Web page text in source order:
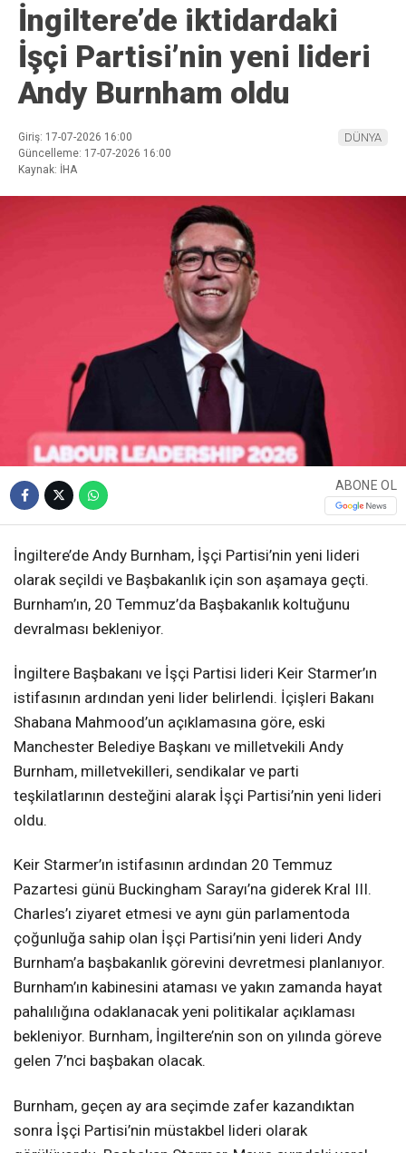
İngiltere’de iktidardaki
İşçi Partisi’nin yeni lideri
Andy Burnham oldu
Giriş: 17-07-2026 16:00
Güncelleme: 17-07-2026 16:00
Kaynak: İHA
DÜNYA
ABONE OL
İngiltere’de Andy Burnham, İşçi Partisi’nin yeni lideri
olarak seçildi ve Başbakanlık için son aşamaya geçti.
Burnham’ın, 20 Temmuz’da Başbakanlık koltuğunu
devralması bekleniyor.
İngiltere Başbakanı ve İşçi Partisi lideri Keir Starmer’ın
istifasının ardından yeni lider belirlendi. İçişleri Bakanı
Shabana Mahmood’un açıklamasına göre, eski
Manchester Belediye Başkanı ve milletvekili Andy
Burnham, milletvekilleri, sendikalar ve parti
teşkilatlarının desteğini alarak İşçi Partisi’nin yeni lideri
oldu.
Keir Starmer’ın istifasının ardından 20 Temmuz
Pazartesi günü Buckingham Sarayı’na giderek Kral III.
Charles’ı ziyaret etmesi ve aynı gün parlamentoda
çoğunluğa sahip olan İşçi Partisi’nin yeni lideri Andy
Burnham’a başbakanlık görevini devretmesi planlanıyor.
Burnham’ın kabinesini ataması ve yakın zamanda hayat
pahalılığına odaklanacak yeni politikalar açıklaması
bekleniyor. Burnham, İngiltere’nin son on yılında göreve
gelen 7’nci başbakan olacak.
Burnham, geçen ay ara seçimde zafer kazandıktan
sonra İşçi Partisi’nin müstakbel lideri olarak